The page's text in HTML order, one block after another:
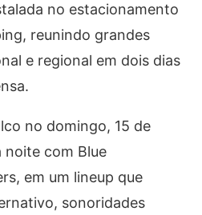
no estacionamento
reunindo grandes
e regional em dois dias
no domingo, 15 de
com Blue
em um lineup que
sonoridades